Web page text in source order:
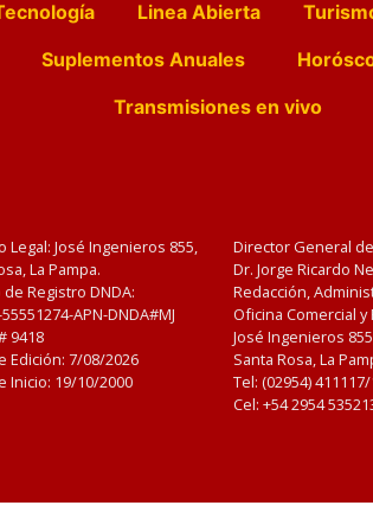
Linea Abierta
Suplementos Anuales
Transmisiones en vivo
Legal: José Ingenieros 855,
La Pampa.
Registro DNDA:
APN-DNDA#MJ
9418
Edición: 7/08/2026
Inicio: 19/10/2000
Director General
Dr. Jorge Ricardo
Redacción,
Oficina Comercial
José Ingenieros
Santa Rosa, La
Tel: (02954)
Cel: +54 2954